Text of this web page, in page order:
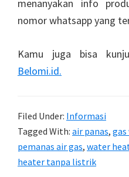
menanyakan info
nomor whatsapp yang
Kamu juga bisa
Belomi.id.
Filed Under: Informasi
Tagged With: air panas,
pemanas air gas, water
heater tanpa listrik